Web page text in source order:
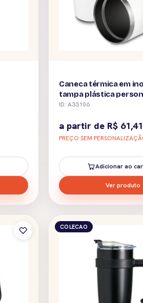
Caneca térmica em
tampa plástica
ID: A33106
a partir de R$ 61,41
PREÇO SEM
Adicionar ao
Ver produto
COLECAO